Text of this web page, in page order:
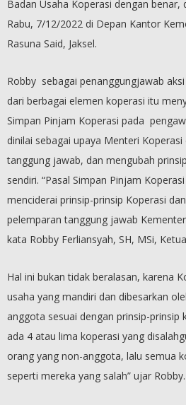
Badan Usaha Koperasi dengan benar,
Rabu, 7/12/2022 di Depan Kantor
Rasuna Said, Jaksel.
Robby sebagai penanggungjawab
dari berbagai elemen koperasi itu
Simpan Pinjam Koperasi pada
dinilai sebagai upaya Menteri
tanggung jawab, dan mengubah
sendiri. “Pasal Simpan Pinjam
menciderai prinsip-prinsip Koperasi
pelemparan tanggung jawab
kata Robby Ferliansyah, SH, MSi,
Hal ini bukan tidak beralasan, karena
usaha yang mandiri dan dibesarkan
anggota sesuai dengan prinsip-prinsip
ada 4 atau lima koperasi yang
orang yang non-anggota, lalu semua
seperti mereka yang salah” ujar Robby.